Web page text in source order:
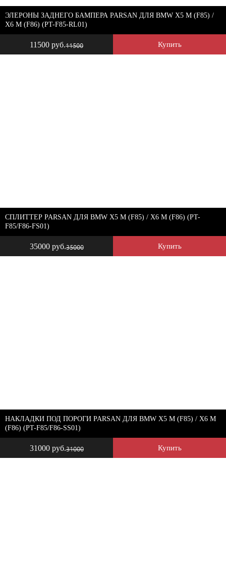
11500 руб.11500 Купить
ЭЛЕРОНЫ ЗАДНЕГО БАМПЕРА PARSAN ДЛЯ BMW X5 M (F85) /
X6 M (F86) (PT-F85-RL01)
35000 руб.35000 Купить
СПЛИТТЕР PARSAN ДЛЯ BMW X5 M (F85) / X6 M (F86) (PT-
F85/F86-FS01)
31000 руб.31000 Купить
НАКЛАДКИ ПОД ПОРОГИ PARSAN ДЛЯ BMW X5 M (F85) / X6 M
(F86) (PT-F85/F86-SS01)